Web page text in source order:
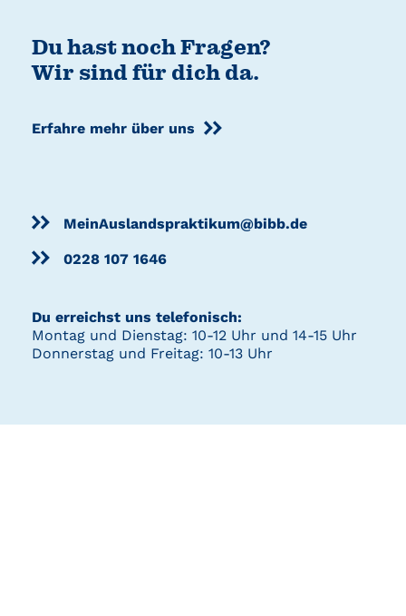
Du hast noch Fragen?
Wir sind für dich da.
Erfahre mehr über uns
MeinAuslandspraktikum@bibb.de
0228 107 1646
Du erreichst uns telefonisch:
Montag und Dienstag: 10-12 Uhr und 14-15 Uhr
Donnerstag und Freitag: 10-13 Uhr